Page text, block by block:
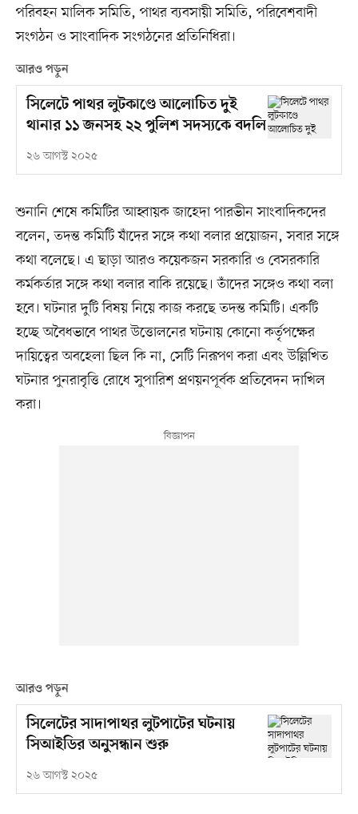
পরিবহন মালিক সমিতি, পাথর ব্যবসায়ী সমিতি, পরিবেশবাদী
সংগঠন ও সাংবাদিক সংগঠনের প্রতিনিধিরা।
আরও পড়ুন
সিলেটে পাথর লুটকাণ্ডে আলোচিত দুই
থানার ১১ জনসহ ২২ পুলিশ সদস্যকে বদলি
২৬ আগস্ট ২০২৫
শুনানি শেষে কমিটির আহ্বায়ক জাহেদা পারভীন সাংবাদিকদের
বলেন, তদন্ত কমিটি যাঁদের সঙ্গে কথা বলার প্রয়োজন, সবার সঙ্গে
কথা বলেছে। এ ছাড়া আরও কয়েকজন সরকারি ও বেসরকারি
কর্মকর্তার সঙ্গে কথা বলার বাকি রয়েছে। তাঁদের সঙ্গেও কথা বলা
হবে। ঘটনার দুটি বিষয় নিয়ে কাজ করছে তদন্ত কমিটি। একটি
হচ্ছে অবৈধভাবে পাথর উত্তোলনের ঘটনায় কোনো কর্তৃপক্ষের
দায়িত্বের অবহেলা ছিল কি না, সেটি নিরূপণ করা এবং উল্লিখিত
ঘটনার পুনরাবৃত্তি রোধে সুপারিশ প্রণয়নপূর্বক প্রতিবেদন দাখিল
করা।
আরও পড়ুন
সিলেটের সাদাপাথর লুটপাটের ঘটনায়
সিআইডির অনুসন্ধান শুরু
২৬ আগস্ট ২০২৫